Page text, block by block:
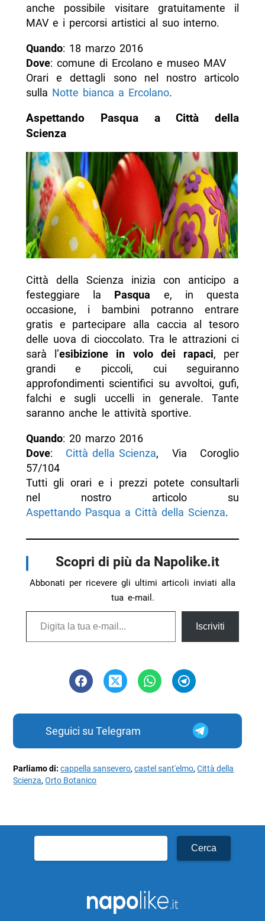
anche possibile visitare gratuitamente il
MAV e i percorsi artistici al suo interno.
Quando: 18 marzo 2016
Dove: comune di Ercolano e museo MAV
Orari e dettagli sono nel nostro articolo
sulla Notte bianca a Ercolano.
Aspettando Pasqua a Città della
Scienza
Città della Scienza inizia con anticipo a
festeggiare la Pasqua e, in questa
occasione, i bambini potranno entrare
gratis e partecipare alla caccia al tesoro
delle uova di cioccolato. Tra le attrazioni ci
sarà l’esibizione in volo dei rapaci, per
grandi e piccoli, cui seguiranno
approfondimenti scientifici su avvoltoi, gufi,
falchi e sugli uccelli in generale. Tante
saranno anche le attività sportive.
Quando: 20 marzo 2016
Dove: Città della Scienza, Via Coroglio
57/104
Tutti gli orari e i prezzi potete consultarli
nel nostro articolo su
Aspettando Pasqua a Città della Scienza.
Scopri di più da Napolike.it
Abbonati per ricevere gli ultimi articoli inviati alla
tua e-mail.
Digita la tua e-mail...
Iscriviti
Seguici su Telegram
Parliamo di:cappella sansevero,castel sant'elmo,Città della
Scienza,Orto Botanico
per: